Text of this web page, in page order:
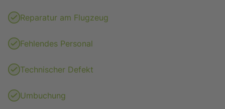
Reparatur am Flugzeug
Fehlendes Personal
Technischer Defekt
Umbuchung